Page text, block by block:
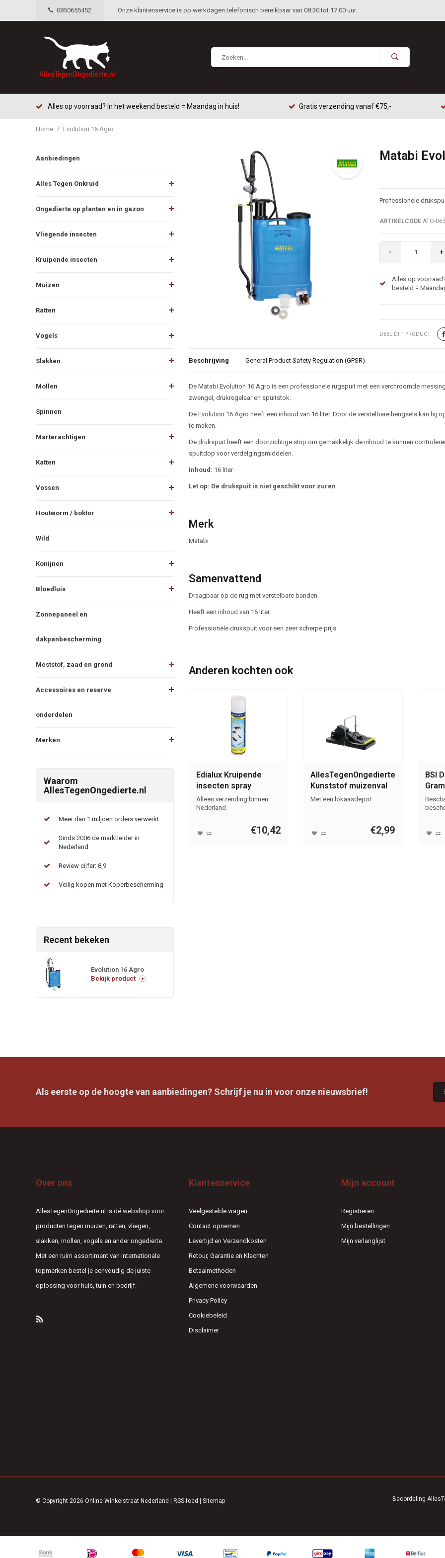
0850655452 Onze klantenservice is op werkdagen telefonisch bereikbaar van 08:30 tot 17:00 uur.
Alles op voorraad? In het weekend besteld = Maandag in huis! Gratis verzending vanaf €75,-
Home / Evolution 16 Agro
Aanbiedingen
Alles Tegen Onkruid
Ongedierte op planten en in gazon
Vliegende insecten
Kruipende insecten
Muizen
Ratten
Vogels
Slakken
Mollen
Spinnen
Marterachtigen
Katten
Vossen
Houtworm / boktor
Wild
Konijnen
Bloedluis
Zonnepaneel en
dakpanbescherming
Meststof, zaad en grond
Accessoires en reserve
onderdelen
Merken
Waarom
AllesTegenOngedierte.nl
Meer dan 1 miljoen orders verwerkt
Sinds 2006 de marktleider in
Nederland
Review cijfer: 8,9
Veilig kopen met Koperbescherming
Recent bekeken
Evolution 16 Agro
Bekijk product
Matabi
Professionele
ARTIKELCODEATO-
- +
Alles op
besteld =
DEEL DIT PRODUCT
Beschrijving General Product Safety Regulation (GPSR)
Beschrijving
De Matabi Evolution 16 Agro is een professionele rugspuit met een verchroomde
zwengel, drukregelaar en spuitstok.
De Evolution 16 Agro heeft een inhoud van 16 liter. Door de verstelbare hengsels kan
te maken.
De drukspuit heeft een doorzichtige strip om gemakkelijk de inhoud te kunnen
spuitdop voor verdelgingsmiddelen.
Inhoud: 16 liter
Let op: De drukspuit is niet geschikt voor zuren
Merk
Matabi
Samenvattend
Draagbaar op de rug met verstelbare banden.
Heeft een inhoud van 16 liter.
Professionele drukspuit voor een zeer scherpe prijs
Anderen kochten ook
Edialux Kruipende
insecten spray
Alleen verzending binnen
Nederland
€10,42
AllesTegenOngedierte.nl
Kunststof muizenval
47x98mm
Met een lokaasdepot
€2,99
BSI
Als eerste op de hoogte van aanbiedingen? Schrijf je nu in voor onze nieuwsbrief!
Over ons
AllesTegenOngedierte.nl is dé webshop voor
producten tegen muizen, ratten, vliegen,
slakken, mollen, vogels en ander ongedierte.
Met een ruim assortiment van internationale
topmerken bestel je eenvoudig de juiste
oplossing voor huis, tuin en bedrijf.
Klantenservice
Veelgestelde vragen
Contact opnemen
Levertijd en Verzendkosten
Retour, Garantie en Klachten
Betaalmethoden
Algemene voorwaarden
Privacy Policy
Cookiebeleid
Disclaimer
Mijn account
Registreren
Mijn bestellingen
Mijn verlanglijst
© Copyright 2026 Online Winkelstraat Nederland RSS-feed Sitemap Beoordeling